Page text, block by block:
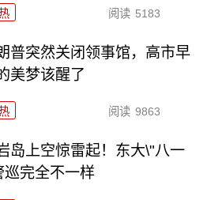
阅读 5183
普突然关闭领事馆，高市早
美梦该醒了
阅读 9863
岛上空惊雷起！东大\"八一
巡完全不一样